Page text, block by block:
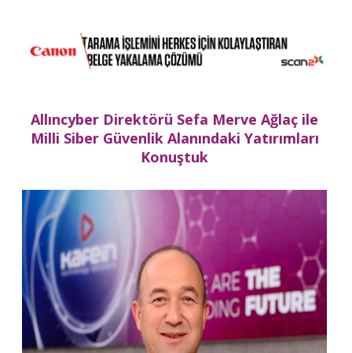
Allıncyber Direktörü Sefa Merve Ağlaç ile
Milli Siber Güvenlik Alanındaki Yatırımları
Konuştuk